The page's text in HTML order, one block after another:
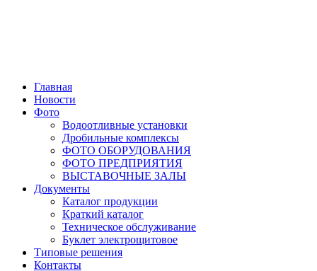
Главная
Новости
Фото
Водоотливные установки
Дробильные комплексы
ФОТО ОБОРУДОВАНИЯ
ФОТО ПРЕДПРИЯТИЯ
ВЫСТАВОЧНЫЕ ЗАЛЫ
Документы
Каталог продукции
Краткий каталог
Техническое обслуживание
Буклет электрощитовое
Типовые решения
Контакты